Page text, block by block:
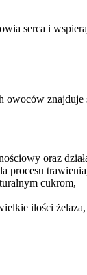
serca i
oraz
procesu
cukrom,
ilości